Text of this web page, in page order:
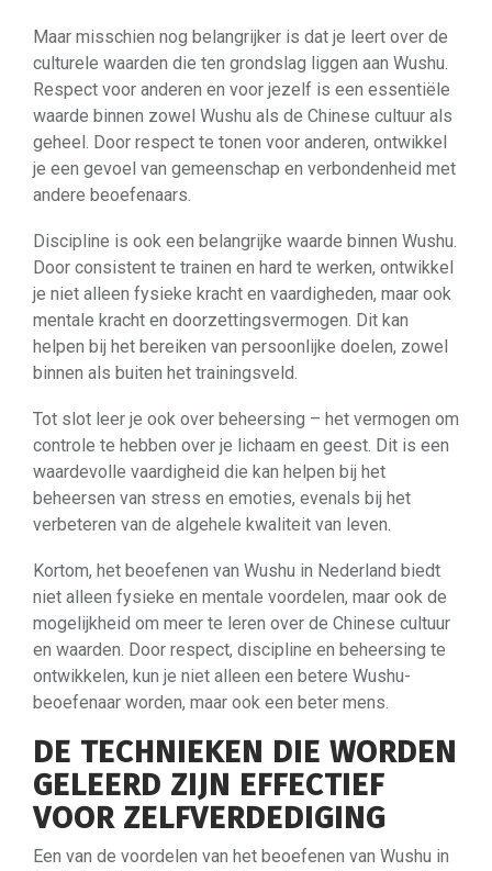
Maar misschien nog belangrijker is dat je leert over de
culturele waarden die ten grondslag liggen aan Wushu.
Respect voor anderen en voor jezelf is een essentiële
waarde binnen zowel Wushu als de Chinese cultuur als
geheel. Door respect te tonen voor anderen, ontwikkel
je een gevoel van gemeenschap en verbondenheid met
andere beoefenaars.
Discipline is ook een belangrijke waarde binnen Wushu.
Door consistent te trainen en hard te werken, ontwikkel
je niet alleen fysieke kracht en vaardigheden, maar ook
mentale kracht en doorzettingsvermogen. Dit kan
helpen bij het bereiken van persoonlijke doelen, zowel
binnen als buiten het trainingsveld.
Tot slot leer je ook over beheersing – het vermogen om
controle te hebben over je lichaam en geest. Dit is een
waardevolle vaardigheid die kan helpen bij het
beheersen van stress en emoties, evenals bij het
verbeteren van de algehele kwaliteit van leven.
Kortom, het beoefenen van Wushu in Nederland biedt
niet alleen fysieke en mentale voordelen, maar ook de
mogelijkheid om meer te leren over de Chinese cultuur
en waarden. Door respect, discipline en beheersing te
ontwikkelen, kun je niet alleen een betere Wushu-
beoefenaar worden, maar ook een beter mens.
DE TECHNIEKEN DIE WORDEN
GELEERD ZIJN EFFECTIEF
VOOR ZELFVERDEDIGING
Een van de voordelen van het beoefenen van Wushu in